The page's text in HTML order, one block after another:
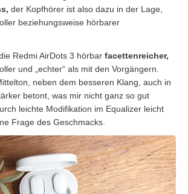
der Kopfhörer ist also dazu in der Lage,
beziehungsweise hörbarer
Redmi AirDots 3 hörbar facettenreicher,
und „echter“ als mit den Vorgängern.
neben dem besseren Klang, auch in
betont, was mir nicht ganz so gut
leichte Modifikation im Equalizer leicht
Frage des Geschmacks.